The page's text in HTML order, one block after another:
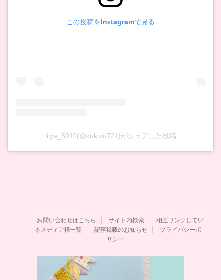
この投稿をInstagramで見る
liiya_5010(@kukulu721)がシェアした投稿
お問い合わせはこちら サイト内検索
相互リンクしてい
るメディア様一覧
記事掲載のお知らせ
プライバシーポ
リシー